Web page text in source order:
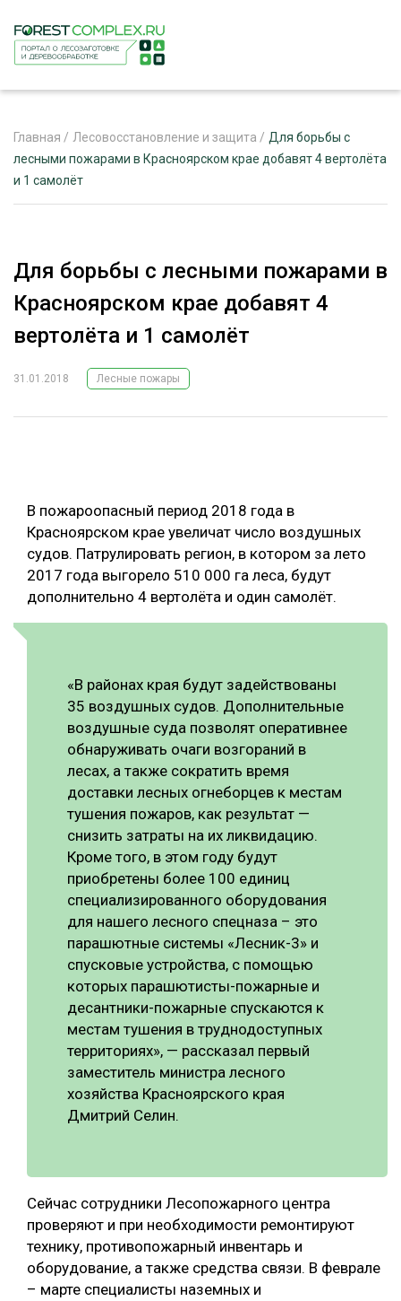
ЖУРНАЛ «ЛЕСНОЙ КОМПЛЕКС»
ЛЕСОЗАГОТОВКА
ЛЕСОВОССТАНОВЛЕНИЕ И ЗАЩИТА
ЛОГИСТИКА
ПРОИЗВОДСТВО ДРЕВЕСНЫХ ПЛИТ
ЦБП
ЛЕСОПИЛЕНИЕ
ДЕРЕВЯННОЕ ДОМОСТРОЕНИЕ
БЕЗОПАСНОЕ ПРОИЗВОДСТВО
СОРТИРОВКА ДРЕВЕСИНЫ
СУШКА ДРЕВЕСИНЫ
МЕБЕЛЬНОЕ ПРОИЗВОДСТВО
ТЕМАТИЧЕСКИЕ ПРОЕКТЫ
ПОДБОРКИ СТАТЕЙ
ЭКСПЕРТНОЕ МНЕНИЕ
Главная / Лесовосстановление и защита / Для борьбы с
лесными пожарами в Красноярском крае добавят 4 вертолёта
и 1 самолёт
Для борьбы с лесными пожарами в
Красноярском крае добавят 4
вертолёта и 1 самолёт
31.01.2018 Лесные пожары
В пожароопасный период 2018 года в
Красноярском крае увеличат число воздушных
судов. Патрулировать регион, в котором за лето
2017 года выгорело 510 000 га леса, будут
дополнительно 4 вертолёта и один самолёт.
«В районах края будут задействованы
35 воздушных судов. Дополнительные
воздушные суда позволят оперативнее
обнаруживать очаги возгораний в
лесах, а также сократить время
доставки лесных огнеборцев к местам
тушения пожаров, как результат —
снизить затраты на их ликвидацию.
Кроме того, в этом году будут
приобретены более 100 единиц
специализированного оборудования
для нашего лесного спецназа – это
парашютные системы «Лесник-3» и
спусковые устройства, с помощью
которых парашютисты-пожарные и
десантники-пожарные спускаются к
местам тушения в труднодоступных
территориях», — рассказал первый
заместитель министра лесного
хозяйства Красноярского края
Дмитрий Селин.
Сейчас сотрудники Лесопожарного центра
проверяют и при необходимости ремонтируют
технику, противопожарный инвентарь и
оборудование, а также средства связи. В феврале
– марте специалисты наземных и